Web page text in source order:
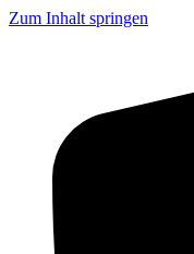
Zum Inhalt springen